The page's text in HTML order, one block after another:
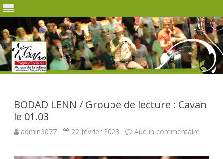
BODAD LENN / Groupe de lecture : Cavan
le 01.03
admin3077 22 février 2023 Aucun commentaire